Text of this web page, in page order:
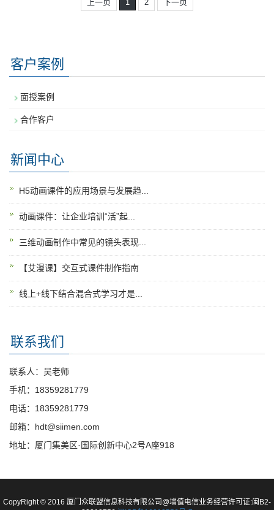
上一页 1 2 下一页
客户案例
面授案例
合作客户
新闻中心
H5动画课件的应用场景与发展趋...
动画课件：让企业培训“活”起...
三维动画制作中常见的镜头表现...
【艾漫课】交互式课件制作指南
线上+线下结合混合式学习才是...
联系我们
联系人：吴老师
手机：18359281779
电话：18359281779
邮箱：hdt@siimen.com
地址：厦门集美区·国际创新中心2号A座918
CopyRight © 2016 厦门众联盟信息科技有限公司@增值电信业务经营许可证:闽B2-